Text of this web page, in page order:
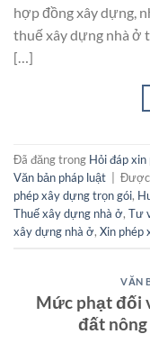
hợp đồng xây dựng,
thuế xây dựng nhà ở
[…]
Đã đăng trong Hỏi đáp
Văn bản pháp luật
Được
phép xây dựng trọn gói,
Thuế xây dựng nhà ở, Tư
xây dựng nhà ở, Xin phép
VĂN
Mức phạt đối
đất